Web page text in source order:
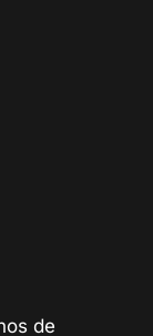
de